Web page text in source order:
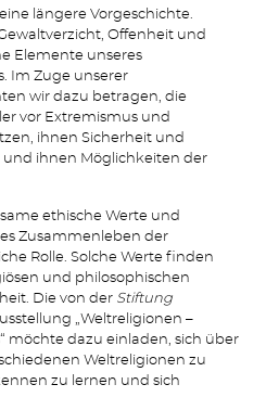
längere Vorgeschichte.
Offenheit und
Elemente unseres
Im Zuge unserer
wir dazu betragen, die
vor Extremismus und
ihnen Sicherheit und
ihnen Möglichkeiten der
ethische Werte und
Zusammenleben der
Rolle. Solche Werte finden
und philosophischen
Die von der Stiftung
„Weltreligionen –
möchte dazu einladen, sich über
Weltreligionen zu
zu lernen und sich